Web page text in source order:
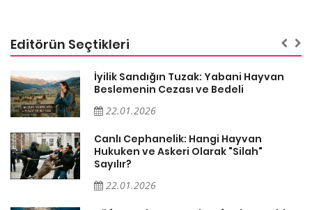
Editörün Seçtikleri
İyilik Sandığın Tuzak: Yabani Hayvan
Beslemenin Cezası ve Bedeli
22.01.2026
Canlı Cephanelik: Hangi Hayvan
Hukuken ve Askeri Olarak "Silah"
Sayılır?
22.01.2026